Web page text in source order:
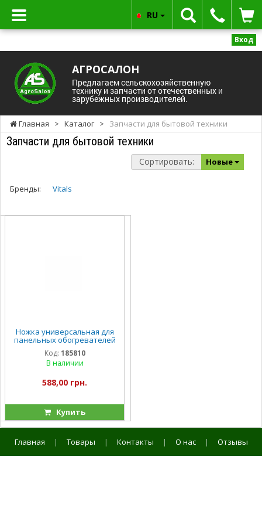
Вход
АГРОСАЛОН
Предлагаем сельскохозяйственную
технику и запчасти от отечественных и
зарубежных производителей.
RU
Главная > Каталог > Запчасти для бытовой техники
Запчасти для бытовой техники
Сортировать: Новые
Бренды: Vitals
Ножка универсальная для
панельных обогревателей
Vitals
Код: 185810
В наличии
588,00 грн.
Купить
Главная | Товары | Контакты | О нас | Отзывы